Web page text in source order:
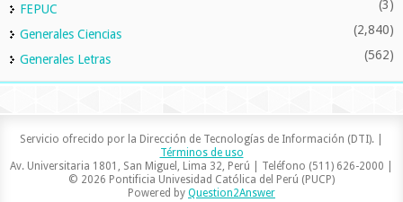
FEPUC (3)
Generales Ciencias (2,840)
Generales Letras (562)
Servicio ofrecido por la Dirección de Tecnologías de Información (DTI). |
Términos de uso
Av. Universitaria 1801, San Miguel, Lima 32, Perú | Teléfono (511) 626-2000 |
© 2026 Pontificia Univesidad Católica del Perú (PUCP)
Powered by Question2Answer